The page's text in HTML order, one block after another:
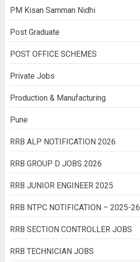
PM Kisan Samman Nidhi
Post Graduate
POST OFFICE SCHEMES
Private Jobs
Production & Manufacturing
Pune
RRB ALP NOTIFICATION 2026
RRB GROUP D JOBS 2026
RRB JUNIOR ENGINEER 2025
RRB NTPC NOTIFICATION – 2025-26
RRB SECTION CONTROLLER JOBS
RRB TECHNICIAN JOBS